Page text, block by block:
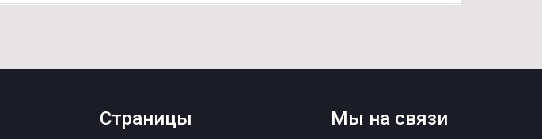
Страницы Мы на связи